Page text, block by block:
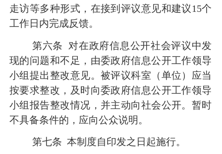
走访等多种形式，在接到评议意见和建议15个
工作日内完成反馈。
第六条
对在政府信息公开社会评议中发
现的问题和不足，由委政府信息公开工作领导
小组提出整改意见。被评议科室（单位）应当
按要求整改，及时向委政府信息公开工作领导
小组报告整改情况，并主动向社会公开。暂时
不具备条件的，应向公众说明。
第七条 本制度自印发之日起施行。